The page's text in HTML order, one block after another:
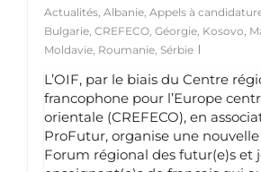
Actualités Albanie Appels à
Bulgarie CREFECO Géorgie Kosovo
Moldavie Roumanie Sérbie
L’OIF, par le biais du Centre
francophone pour l’Europe
orientale (CREFECO), en
ProFutur, organise une
Forum régional des futur(e)s et